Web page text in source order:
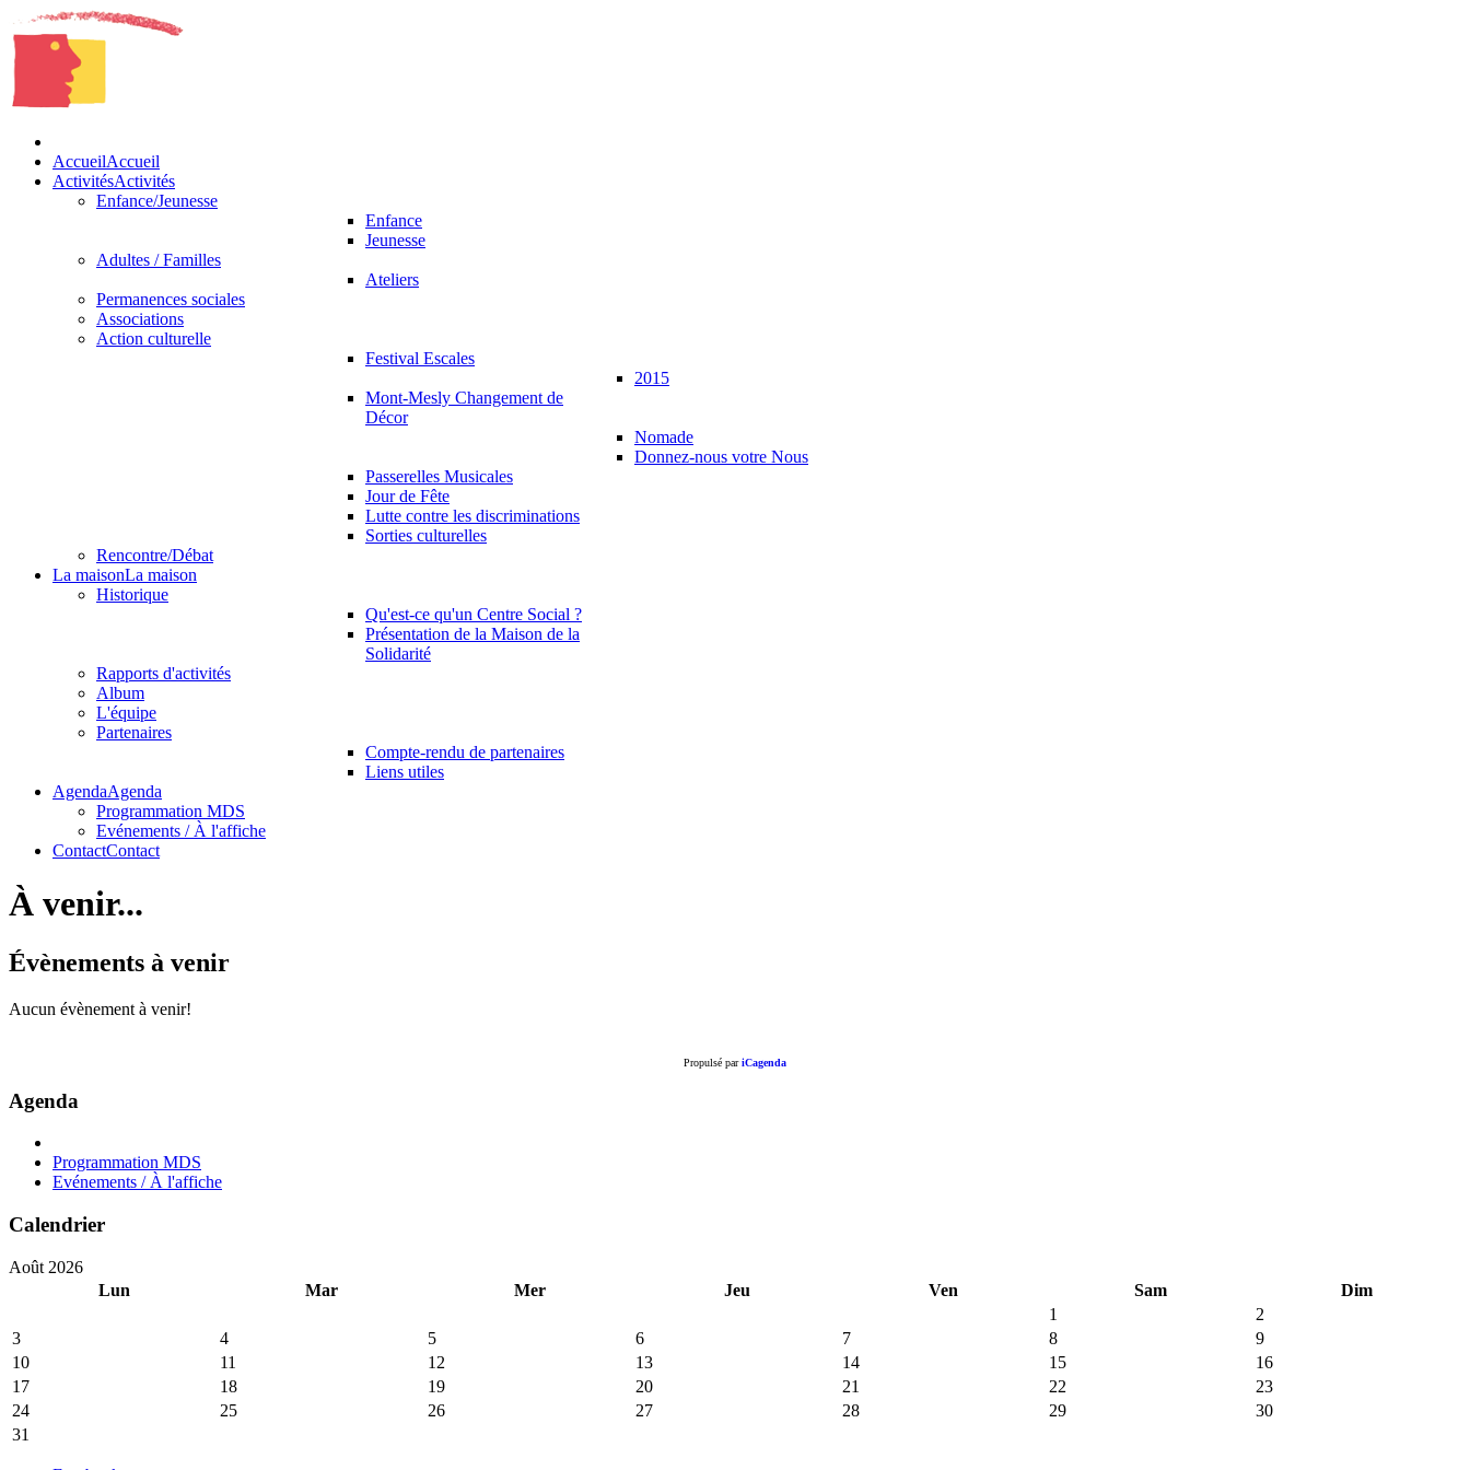
AccueilAccueil
ActivitésActivités
Enfance/Jeunesse
Enfance
Jeunesse
Adultes / Familles
Ateliers
Permanences sociales
Associations
Action culturelle
Festival Escales
2015
Mont-Mesly Changement de
Décor
Nomade
Donnez-nous votre Nous
Passerelles Musicales
Jour de Fête
Lutte contre les discriminations
Sorties culturelles
Rencontre/Débat
La maisonLa maison
Historique
Qu'est-ce qu'un Centre Social ?
Présentation de la Maison de la
Solidarité
Rapports d'activités
Album
L'équipe
Partenaires
Compte-rendu de partenaires
Liens utiles
AgendaAgenda
Programmation MDS
Evénements / À l'affiche
ContactContact
À venir...
Évènements à venir
Aucun évènement à venir!
Propulsé pariCagenda
Agenda
Programmation MDS
Evénements / À l'affiche
Calendrier
Août 2026
Lun
Mar Mer Jeu Ven Sam
Dim
1
2
3
4 5 6 7 8
9
10
11 12 13 14 15
16
17
18 19 20 21 22
23
24
25 26 27 28 29
30
31